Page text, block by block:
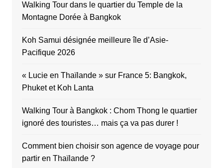
Walking Tour dans le quartier du Temple de la
Montagne Dorée à Bangkok
Koh Samui désignée meilleure île d’Asie-
Pacifique 2026
« Lucie en Thaïlande » sur France 5: Bangkok,
Phuket et Koh Lanta
Walking Tour à Bangkok : Chom Thong le quartier
ignoré des touristes… mais ça va pas durer !
Comment bien choisir son agence de voyage pour
partir en Thaïlande ?